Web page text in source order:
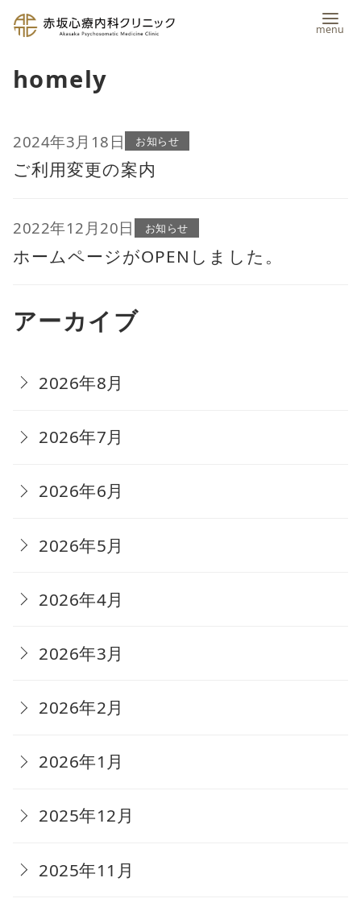
ン
ン
ツ
移
動
homely
2024年3月18日 お知らせ
ご利用変更の案内
2022年12月20日 お知らせ
ホームページがOPENしました。
アーカイブ
2026年8月
2026年7月
2026年6月
2026年5月
2026年4月
2026年3月
2026年2月
2026年1月
2025年12月
2025年11月